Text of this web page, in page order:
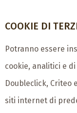
COOKIE DI
Potranno essere
cookie, analitici e
Doubleclick, Criteo
siti internet di